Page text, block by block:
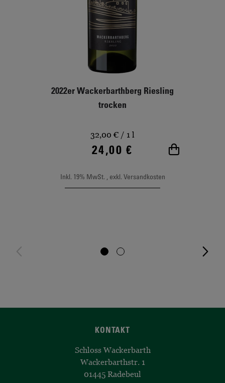
2022er Wackerbarthberg Riesling
trocken
24,00 € In den
Inkl. 19% MwSt. exkl. Versandkosten
32,00 € / 1 l
KONTAKT
Schloss Wackerbarth
Wackerbarthstr. 1
01445 Radebeul